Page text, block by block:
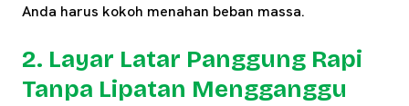
Anda harus kokoh menahan beban massa.
2. Layar Latar Panggung Rapi
Tanpa Lipatan Mengganggu